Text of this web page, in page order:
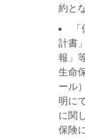
約と
計書
報」
生命
ール
明に
に関
保険